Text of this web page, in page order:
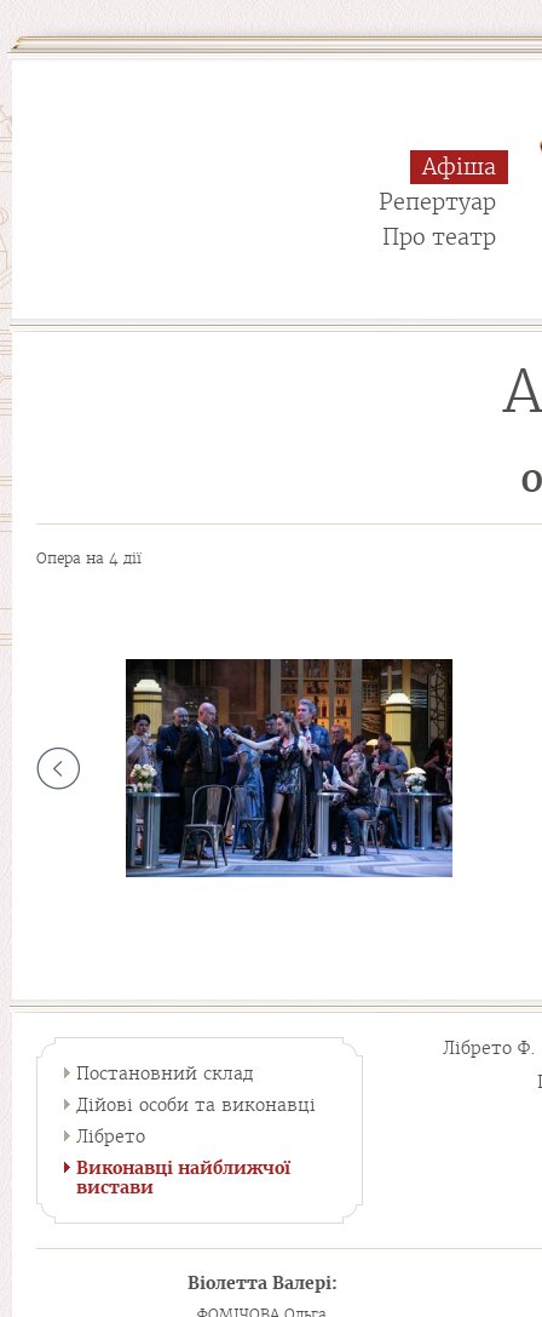
Афіша
Репертуар
Про театр
Опера на 4 дії
Постановний склад
Дійові особи та виконавці
Лібрето
Виконавці найближчої
вистави
Лібрето
Віолетта Валері: